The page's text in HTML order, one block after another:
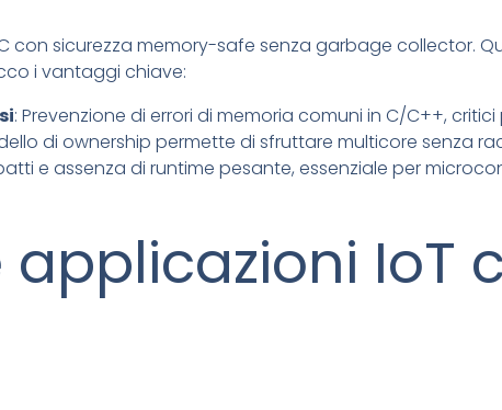
con sicurezza memory-safe senza garbage collector.
i vantaggi chiave:
: Prevenzione di errori di memoria comuni in C/C++,
di ownership permette di sfruttare multicore senza
e assenza di runtime pesante, essenziale per
IoT